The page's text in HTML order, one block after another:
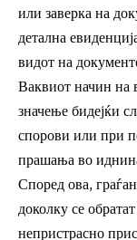
или заверка на
детална
видот на
Ваквиот начин на
значење бидејќи
спорови или при
прашања во
Според ова,
доколку се
непристрасно